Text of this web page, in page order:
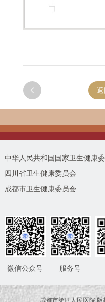

中华人民共和国国家卫生健康
四川省卫生健康委员会
成都市卫生健康委员会
微信公众号 服务号
成都市第四人民医院